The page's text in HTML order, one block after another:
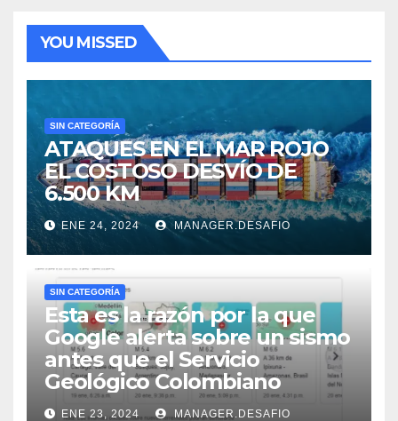
YOU MISSED
SIN CATEGORÍA
ATAQUES EN EL MAR ROJO
EL COSTOSO DESVÍO DE
6.500 KM
ENE 24, 2024 MANAGER.DESAFIO
SIN CATEGORÍA
Esta es la razón por la que
Google alerta sobre un sismo
antes que el Servicio
Geológico Colombiano
ENE 23, 2024 MANAGER.DESAFIO